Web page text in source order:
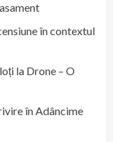
în contextul
la Drone – O
în Adâncime